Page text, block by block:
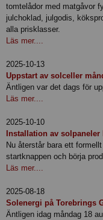
tomtelådor med matgåvor
julchoklad, julgodis,
alla prisklasser.
Läs mer....
2025-10-13
Uppstart av solceller
Äntligen var det dags för
Läs mer....
2025-10-10
Installation av solpaneler
Nu återstår bara ett
startknappen och börja
Läs mer....
2025-08-18
Solenergi på Torebrings
Äntligen idag måndag 18